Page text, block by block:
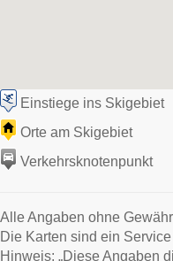
Einstiege ins Skigebiet
Orte am Skigebiet
Verkehrsknotenpunkt
Alle Angaben ohne Gewähr
Die Karten sind ein
Hinweis: „Diese Angaben